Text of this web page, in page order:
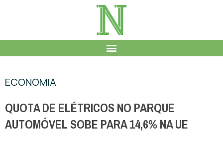
ECONOMIA
QUOTA DE ELÉTRICOS NO PARQUE
AUTOMÓVEL SOBE PARA 14,6% NA UE